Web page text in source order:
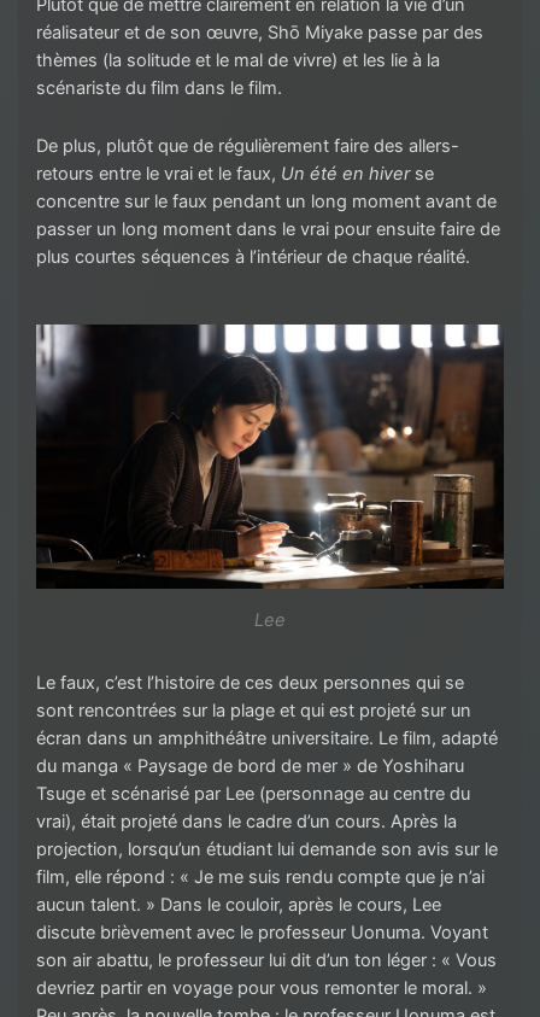
réalisateur et de son œuvre, Shō Miyake passe par des
thèmes (la solitude et le mal de vivre) et les lie à la
scénariste du film dans le film.
De plus, plutôt que de régulièrement faire des allers-
retours entre le vrai et le faux, Un été en hiverse
concentre sur le faux pendant un long moment avant de
passer un long moment dans le vrai pour ensuite faire de
plus courtes séquences à l’intérieur de chaque réalité.
Lee
Le faux, c’est l’histoire de ces deux personnes qui se
sont rencontrées sur la plage et qui est projeté sur un
écran dans un amphithéâtre universitaire. Le film, adapté
du manga « Paysage de bord de mer » de Yoshiharu
Tsuge et scénarisé par Lee (personnage au centre du
vrai), était projeté dans le cadre d’un cours. Après la
projection, lorsqu’un étudiant lui demande son avis sur le
film, elle répond : « Je me suis rendu compte que je n’ai
aucun talent. » Dans le couloir, après le cours, Lee
discute brièvement avec le professeur Uonuma. Voyant
son air abattu, le professeur lui dit d’un ton léger : « Vous
devriez partir en voyage pour vous remonter le moral. »